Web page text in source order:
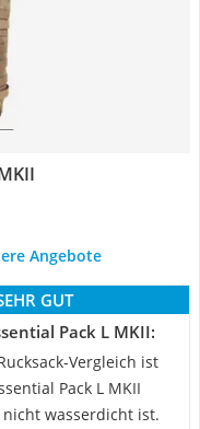
Angebote
GUT
Pack L MKII:
Vergleich ist
Pack L MKII
nicht wasserdicht ist.